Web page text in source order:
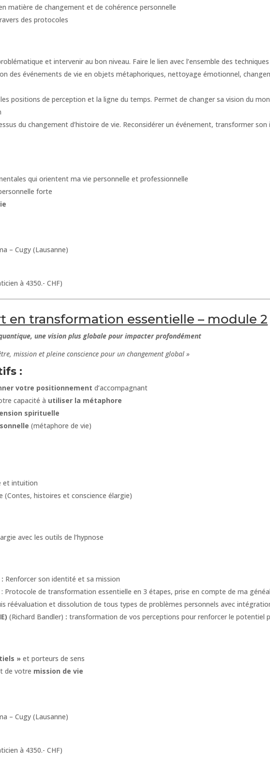
matière de changement et de cohérence personnelle
des protocoles
et intervenir au bon niveau. Faire le lien avec l’ensemble des
des événements de vie en objets métaphoriques, nettoyage émotionnel,
positions de perception et la ligne du temps. Permet de changer sa vision du
du changement d’histoire de vie. Reconsidérer un événement, transformer
qui orientent ma vie personnelle et professionnelle
forte
– Cugy (Lausanne)
à 4350.- CHF)
en transformation essentielle – module 2
une vision plus globale pour impacter profondément
mission et pleine conscience pour un changement global »
:
votre positionnement d’accompagnant
capacité à utiliser la métaphore
spirituelle
(métaphore de vie)
et intuition
histoires et conscience élargie)
avec les outils de l’hypnose
Renforcer son identité et sa mission
: Protocole de transformation essentielle en 3 étapes, prise en compte de ma
réévaluation et dissolution de tous types de problèmes personnels avec
(Richard Bandler) :transformation de vos perceptions pour renforcer le potentiel
» et porteurs de sens
de votre mission de vie
– Cugy (Lausanne)
à 4350.- CHF)